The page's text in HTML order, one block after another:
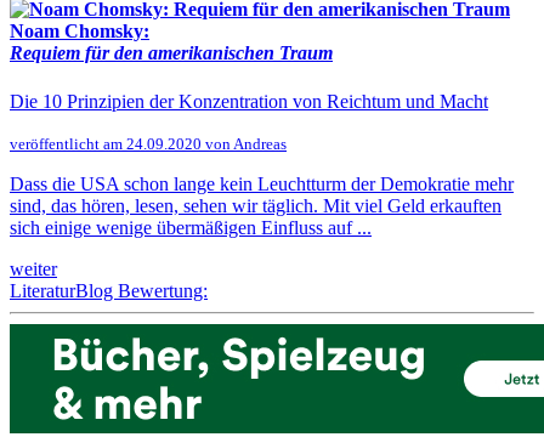
Noam Chomsky:
Requiem für den amerikanischen Traum
Die 10 Prinzipien der Konzentration von Reichtum und Macht
veröffentlicht am 24.09.2020 von Andreas
Dass die USA schon lange kein Leuchtturm der Demokratie mehr
sind, das hören, lesen, sehen wir täglich. Mit viel Geld erkauften
sich einige wenige übermäßigen Einfluss auf ...
weiter
LiteraturBlog Bewertung: